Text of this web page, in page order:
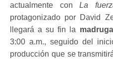
actualmente conLa
protagonizado por David
llegará a su fin la
3:00 a.m., seguido del
producción que se